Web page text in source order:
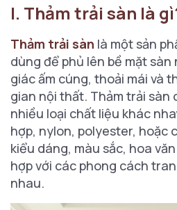
I. Thảm trải sàn là
Thảm trải sàn là một sản
dùng để phủ lên bề mặt sàn
giác ấm cúng, thoải mái và
gian nội thất. Thảm trải sàn
nhiều loại chất liệu khác
hợp, nylon, polyester, hoặc
kiểu dáng, màu sắc, hoa
hợp với các phong cách
nhau.